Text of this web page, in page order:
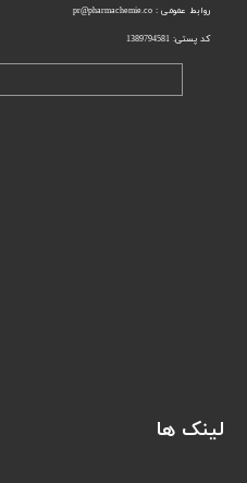
روابط عمومی : pr@pharmachemie.co
کد پستی: 1389794581
لینک ها